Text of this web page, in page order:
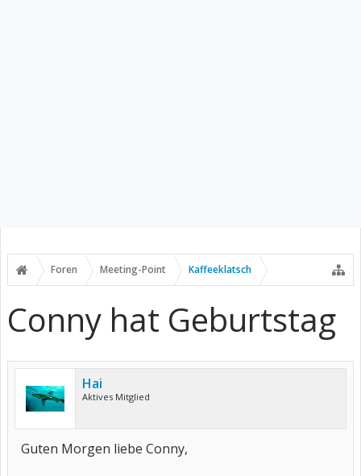
Foren Meeting-Point Kaffeeklatsch
Conny hat Geburtstag
Hai
Aktives Mitglied
Guten Morgen liebe Conny,